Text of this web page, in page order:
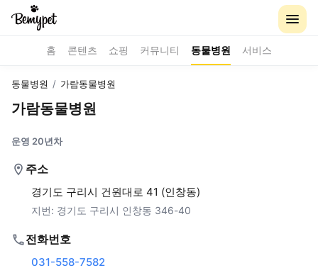
홈 콘텐츠 쇼핑 커뮤니티 동물병원 서비스
동물병원 / 가람동물병원
가람동물병원
운영 20년차
주소
경기도 구리시 건원대로 41 (인창동)
지번: 경기도 구리시 인창동 346-40
전화번호
031-558-7582